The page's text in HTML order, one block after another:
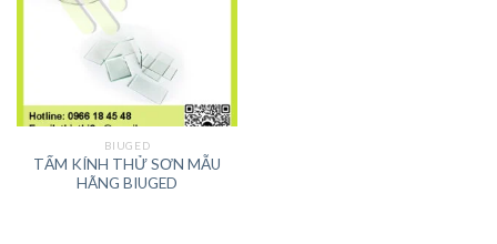
BIUGED
TẤM KÍNH THỬ SƠN MẪU
HÃNG BIUGED